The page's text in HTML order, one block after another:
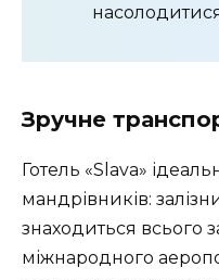
Зручне
Готель «Slava»
мандрівників:
знаходиться всього
міжнародного